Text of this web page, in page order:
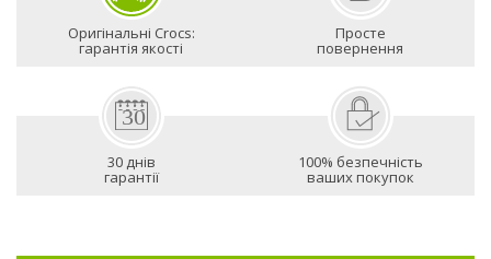
Оригінальні Crocs:
гарантія якості
Просте
повернення
30 днів
гарантії
100% безпечність
ваших покупок